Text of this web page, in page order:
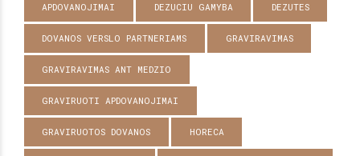
APDOVANOJIMAI DEZUCIU GAMYBA DEZUTES
DOVANOS VERSLO PARTNERIAMS GRAVIRAVIMAS
GRAVIRAVIMAS ANT MEDZIO
GRAVIRUOTI APDOVANOJIMAI
GRAVIRUOTOS DOVANOS HORECA